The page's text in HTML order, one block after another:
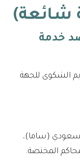
خدمة
الشكوى للجهة
(ساما)،
المختصة.